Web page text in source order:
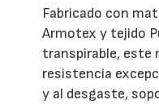
Fabricado con
Armotex y tejido
transpirable, este
resistencia
y al desgaste,